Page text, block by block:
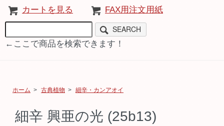
カートを見る FAX用注文用紙
SEARCH
←ここで商品を検索できます！
ホーム > 古典植物 > 細辛・カンアオイ
細辛 興亜の光 (25b13)